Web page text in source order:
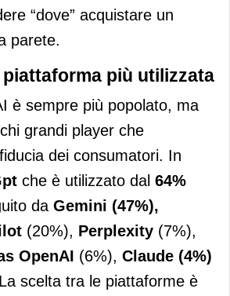
“dove” acquistare un
parete.
piattaforma più utilizzata
è sempre più popolato, ma
grandi player che
dei consumatori. In
che è utilizzato dal 64%
da Gemini (47%),
(20%), Perplexity (7%),
OpenAI (6%), Claude (4%)
La scelta tra le piattaforme è